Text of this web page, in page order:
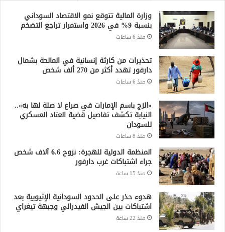
وزارة المالية تتوقع نمو الاقتصاد السوداني
بنسبة 9% في 2026 واستمرار تراجع التضخم
منذ 6 ساعات
تحذيرات من كارثة إنسانية في المالحة بشمال
دارفور تهدد أكثر من 270 ألف شخص
منذ 6 ساعات
«الزج باسم الإمارات في صراع لا صلة لها به»..
النيابة تكشف تفاصيل قضية العتاد العسكري
للسودان
منذ 8 ساعات
المنظمة الدولية للهجرة: نزوح 6.6 آلاف شخص
جراء اشتباكات غرب دارفور
منذ 15 ساعة
هدوء حذر على الحدود السودانية الإثيوبية بعد
اشتباكات بين الجيش الفيدرالي وجبهة تيغراي
منذ 22 ساعة